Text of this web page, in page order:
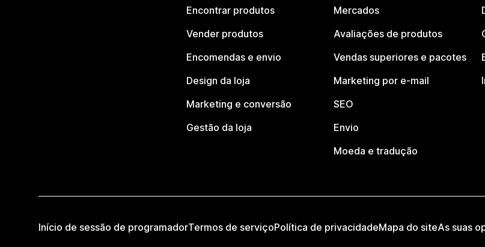
Encontrar produtos
Vender produtos
Encomendas e envio
Design da loja
Marketing e conversão
Gestão da loja
Mercados
Avaliações de produtos
Vendas superiores e pacotes
Marketing por e-mail
SEO
Envio
Moeda e tradução
Início de sessão de programadorTermos de serviçoPolítica de privacidadeMapa do siteAs suas